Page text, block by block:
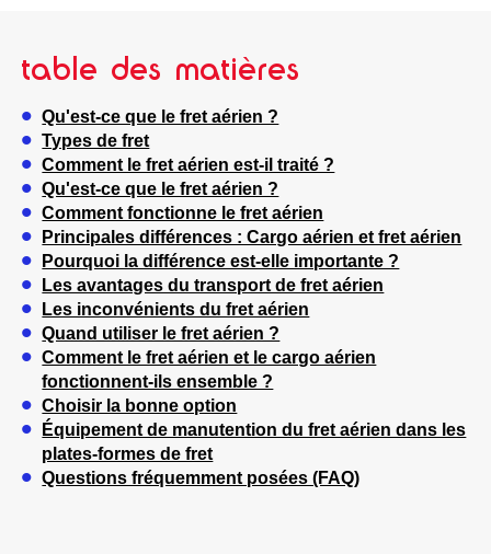
table des matières
Qu'est-ce que le fret aérien ?
Types de fret
Comment le fret aérien est-il traité ?
Qu'est-ce que le fret aérien ?
Comment fonctionne le fret aérien
Principales différences : Cargo aérien et fret aérien
Pourquoi la différence est-elle importante ?
Les avantages du transport de fret aérien
Les inconvénients du fret aérien
Quand utiliser le fret aérien ?
Comment le fret aérien et le cargo aérien
fonctionnent-ils ensemble ?
Choisir la bonne option
Équipement de manutention du fret aérien dans les
plates-formes de fret
Questions fréquemment posées (FAQ)